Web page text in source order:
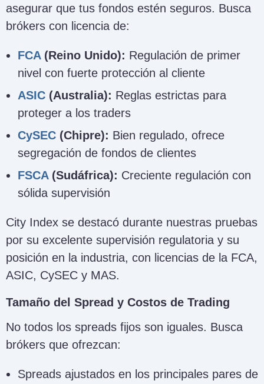
asegurar que tus fondos estén seguros. Busca
brókers con licencia de:
FCA(Reino Unido): Regulación de primer
nivel con fuerte protección al cliente
ASIC (Australia): Reglas estrictas para
proteger a los traders
CySEC (Chipre): Bien regulado, ofrece
segregación de fondos de clientes
FSCA(Sudáfrica): Creciente regulación con
sólida supervisión
City Index se destacó durante nuestras pruebas
por su excelente supervisión regulatoria y su
posición en la industria, con licencias de la FCA,
ASIC, CySEC y MAS.
Tamaño del Spread y Costos de Trading
No todos los spreads fijos son iguales. Busca
brókers que ofrezcan:
Spreads ajustados en los principales pares de